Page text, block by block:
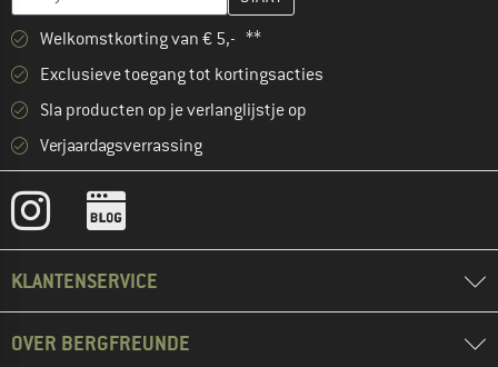
Welkomstkorting van € 5,- **
Exclusieve toegang tot kortingsacties
Sla producten op je verlanglijstje op
Verjaardagsverrassing
KLANTENSERVICE
OVER BERGFREUNDE